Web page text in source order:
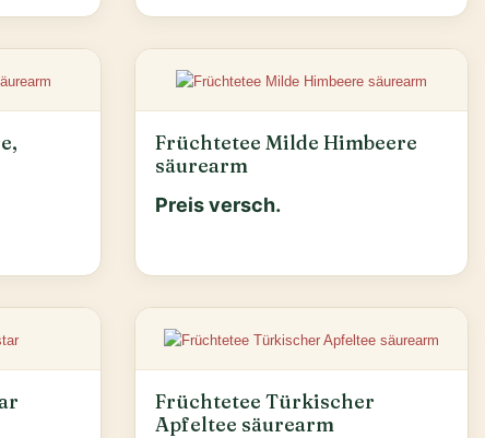
Früchtetee Milde Himbeere
säurearm
Preis versch.
Früchtetee Türkischer
Apfeltee säurearm